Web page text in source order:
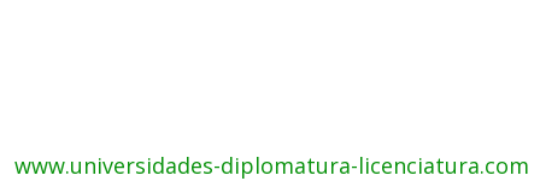
www.universidades-diplomatura-licenciatura.com